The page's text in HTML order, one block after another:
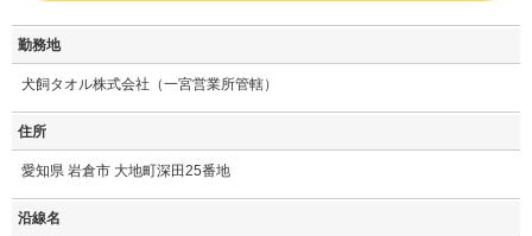
勤務地
犬飼タオル株式会社（一宮営業所管轄）
住所
愛知県 岩倉市 大地町深田25番地
沿線名